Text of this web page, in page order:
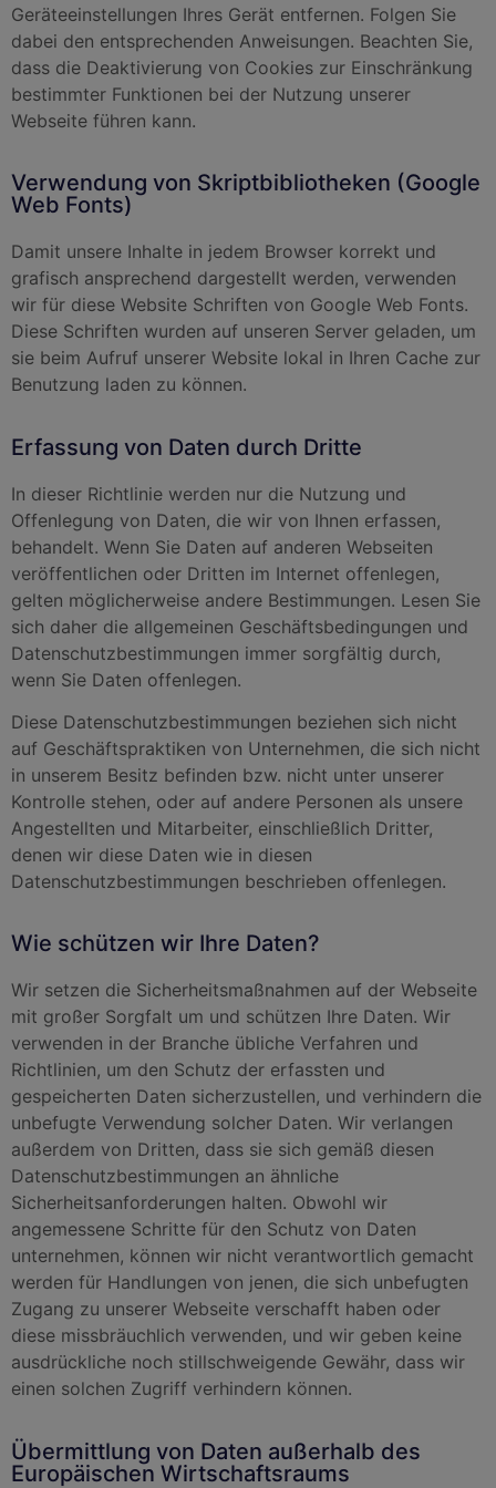
Geräteeinstellungen Ihres Gerät entfernen. Folgen Sie
dabei den entsprechenden Anweisungen. Beachten Sie,
dass die Deaktivierung von Cookies zur Einschränkung
bestimmter Funktionen bei der Nutzung unserer
Webseite führen kann.
Verwendung von Skriptbibliotheken (Google
Web Fonts)
Damit unsere Inhalte in jedem Browser korrekt und
grafisch ansprechend dargestellt werden, verwenden
wir für diese Website Schriften von Google Web Fonts.
Diese Schriften wurden auf unseren Server geladen, um
sie beim Aufruf unserer Website lokal in Ihren Cache zur
Benutzung laden zu können.
Erfassung von Daten durch Dritte
In dieser Richtlinie werden nur die Nutzung und
Offenlegung von Daten, die wir von Ihnen erfassen,
behandelt. Wenn Sie Daten auf anderen Webseiten
veröffentlichen oder Dritten im Internet offenlegen,
gelten möglicherweise andere Bestimmungen. Lesen Sie
sich daher die allgemeinen Geschäftsbedingungen und
Datenschutzbestimmungen immer sorgfältig durch,
wenn Sie Daten offenlegen.
Diese Datenschutzbestimmungen beziehen sich nicht
auf Geschäftspraktiken von Unternehmen, die sich nicht
in unserem Besitz befinden bzw. nicht unter unserer
Kontrolle stehen, oder auf andere Personen als unsere
Angestellten und Mitarbeiter, einschließlich Dritter,
denen wir diese Daten wie in diesen
Datenschutzbestimmungen beschrieben offenlegen.
Wie schützen wir Ihre Daten?
Wir setzen die Sicherheitsmaßnahmen auf der Webseite
mit großer Sorgfalt um und schützen Ihre Daten. Wir
verwenden in der Branche übliche Verfahren und
Richtlinien, um den Schutz der erfassten und
gespeicherten Daten sicherzustellen, und verhindern die
unbefugte Verwendung solcher Daten. Wir verlangen
außerdem von Dritten, dass sie sich gemäß diesen
Datenschutzbestimmungen an ähnliche
Sicherheitsanforderungen halten. Obwohl wir
angemessene Schritte für den Schutz von Daten
unternehmen, können wir nicht verantwortlich gemacht
werden für Handlungen von jenen, die sich unbefugten
Zugang zu unserer Webseite verschafft haben oder
diese missbräuchlich verwenden, und wir geben keine
ausdrückliche noch stillschweigende Gewähr, dass wir
einen solchen Zugriff verhindern können.
Übermittlung von Daten außerhalb des
Europäischen Wirtschaftsraums